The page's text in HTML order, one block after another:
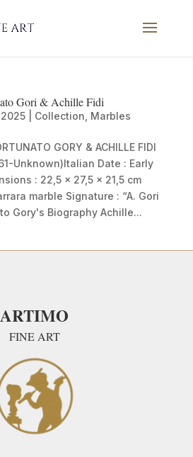
Gori & Achille Fidi
| Collection Marbles
GORY & ACHILLE FIDI
Unknown)Italian Date : Early
: 22,5 x 27,5 x 21,5 cm
marble Signature : “A. Gori
Gory's Biography Achille...
ARTIMO
FINE ART